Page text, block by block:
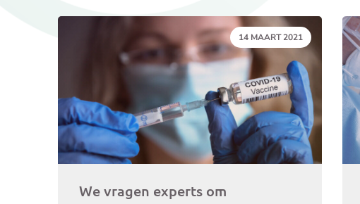
DATUM:
14 MAART 2021
We vragen experts om